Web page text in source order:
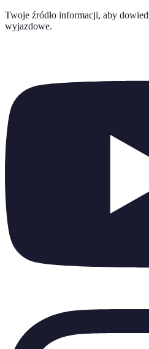
Twoje źródło informacji, aby
wyjazdowe.